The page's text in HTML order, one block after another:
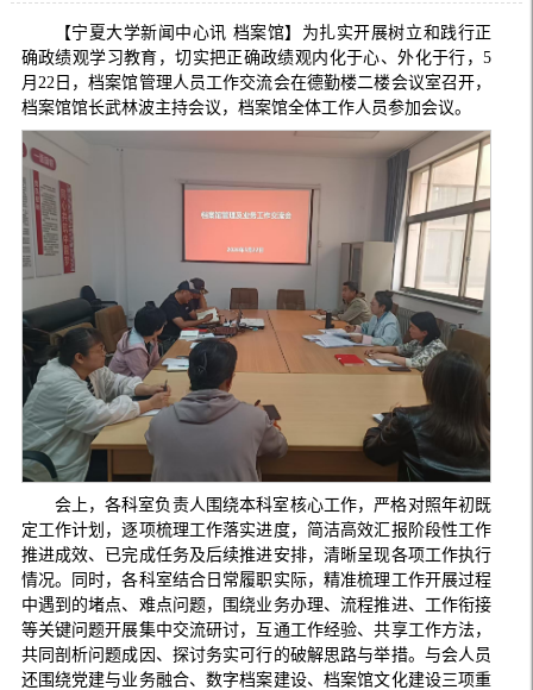
【宁夏大学新闻中心讯 档案馆】为扎实开展树立和践行正
确政绩观学习教育，切实把正确政绩观内化于心、外化于行，5
月22日，档案馆管理人员工作交流会在德勤楼二楼会议室召开，
档案馆馆长武林波主持会议，档案馆全体工作人员参加会议。
会上，各科室负责人围绕本科室核心工作，严格对照年初既
定工作计划，逐项梳理工作落实进度，简洁高效汇报阶段性工作
推进成效、已完成任务及后续推进安排，清晰呈现各项工作执行
情况。同时，各科室结合日常履职实际，精准梳理工作开展过程
中遇到的堵点、难点问题，围绕业务办理、流程推进、工作衔接
等关键问题开展集中交流研讨，互通工作经验、共享工作方法，
共同剖析问题成因、探讨务实可行的破解思路与举措。与会人员
还围绕党建与业务融合、数字档案建设、档案馆文化建设三项重